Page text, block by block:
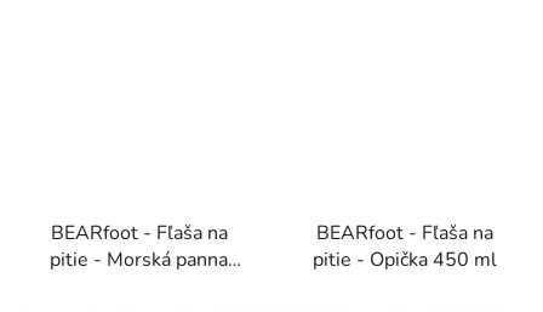
BEARfoot - Fľaša na
pitie - Morská panna
BEARfoot - Fľaša na
pitie - Opička 450 ml